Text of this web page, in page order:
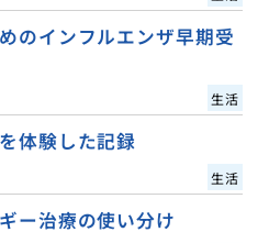
のインフルエンザ早期受
生活
体験した記録
生活
ー治療の使い分け